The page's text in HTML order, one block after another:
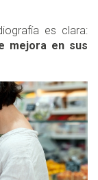
es clara:
mejora en sus